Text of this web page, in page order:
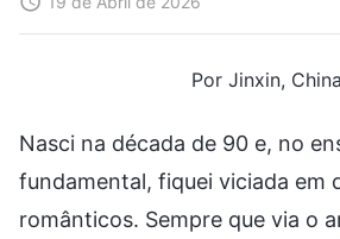
Por Jinxin, China
Nasci na década de 90 e, no
fundamental, fiquei viciada em
românticos. Sempre que via o